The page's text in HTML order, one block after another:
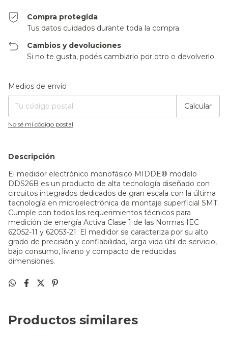
Compra protegida
Tus datos cuidados durante toda la compra.
Cambios y devoluciones
Si no te gusta, podés cambiarlo por otro o devolverlo.
Entregas para el CP:
Medios de envío
Calcular
No sé mi código postal
Descripción
El medidor electrónico monofásico MIDDE® modelo
DDS26B es un producto de alta tecnología diseñado con
circuitos integrados dedicados de gran escala con la última
tecnología en microelectrónica de montaje superficial SMT.
Cumple con todos los requerimientos técnicos para
medición de energía Activa Clase 1 de las Normas IEC
62052-11 y 62053-21. El medidor se caracteriza por su alto
grado de precisión y confiabilidad, larga vida útil de servicio,
bajo consumo, liviano y compacto de reducidas
dimensiones.
Productos similares